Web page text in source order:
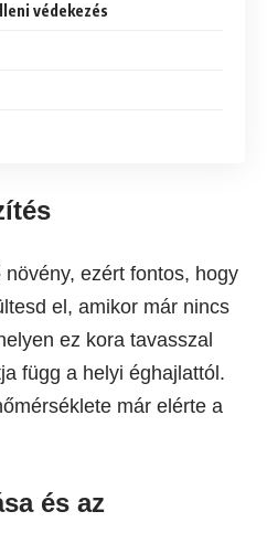
védekezés
ezért fontos, hogy
el, amikor már nincs
ez kora tavasszal
függ a helyi éghajlattól.
már elérte a
és az